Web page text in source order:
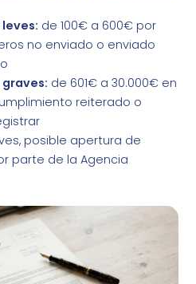
de 100€ a 600€ por
no enviado o enviado
de 601€ a 30.000€ en
reiterado o
posible apertura de
parte de la Agencia